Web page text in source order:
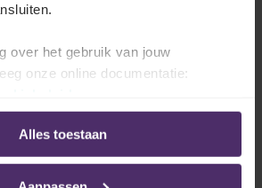
over het gebruik van jouw
onze online documentatie:
Alles toestaan
op eer en volgens het
(klik op 'Het formulier
kan per post, fax of e-mail. De
Competitiviteit vind je in het